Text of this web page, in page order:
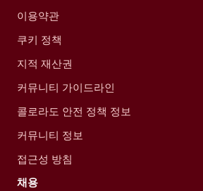
이용약관
쿠키 정책
지적 재산권
커뮤니티 가이드라인
콜로라도 안전 정책 정보
커뮤니티 정보
접근성 방침
채용